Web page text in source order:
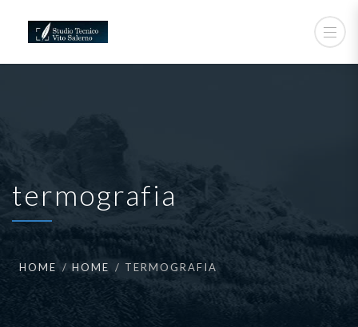
termografia
HOME HOME TERMOGRAFIA